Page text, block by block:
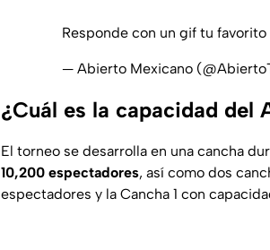
Responde con un gif tu
— Abierto Mexicano
¿Cuál es la capacidad del
El torneo se desarrolla en una cancha
10,200 espectadores, así como dos
espectadores y la Cancha 1 con